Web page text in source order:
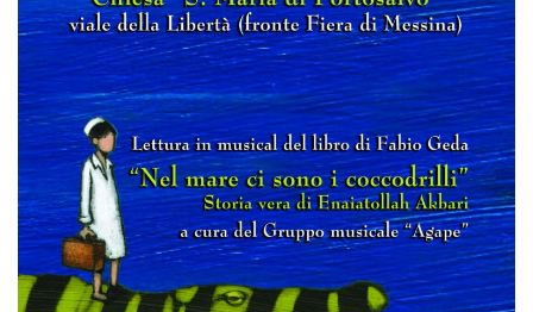
Servizi
Resta sempre aggiornato con le ultime news, iscriviti alla
nostra newsletter
Iscriviti